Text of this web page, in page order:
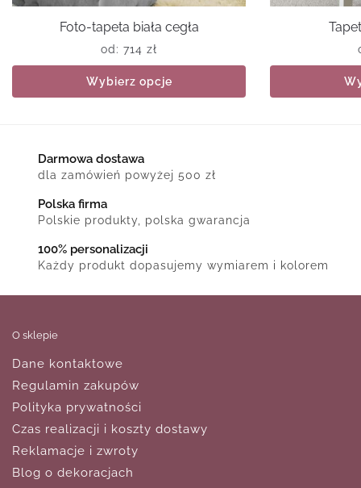
Foto-tapeta biała cegła
od: 714 zł
Wybierz opcje
Darmowa dostawa
dla zamówień powyżej 500 zł
Polska firma
Polskie produkty, polska gwarancja
100% personalizacji
Każdy produkt dopasujemy wymiarem i kolorem
O sklepie
Dane kontaktowe
Regulamin zakupów
Polityka prywatności
Czas realizacji i koszty dostawy
Reklamacje i zwroty
Blog o dekoracjach